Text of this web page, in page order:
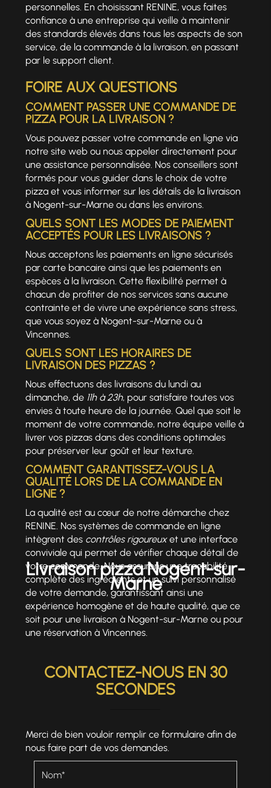
Livraison pizza Nogent-sur-
Marne
personnelles. En choisissant RENINE, vous faites
confiance à une entreprise qui veille à maintenir
des standards élevés dans tous les aspects de son
service, de la commande à la livraison, en passant
par le support client.
FOIRE AUX QUESTIONS
COMMENT PASSER UNE COMMANDE DE
PIZZA POUR LA LIVRAISON ?
Vous pouvez passer votre commande en ligne via
notre site web ou nous appeler directement pour
une assistance personnalisée. Nos conseillers sont
formés pour vous guider dans le choix de votre
pizza et vous informer sur les détails de la livraison
à Nogent-sur-Marne ou dans les environs.
QUELS SONT LES MODES DE PAIEMENT
ACCEPTÉS POUR LES LIVRAISONS ?
Nous acceptons les paiements en ligne sécurisés
par carte bancaire ainsi que les paiements en
espèces à la livraison. Cette flexibilité permet à
chacun de profiter de nos services sans aucune
contrainte et de vivre une expérience sans stress,
que vous soyez à Nogent-sur-Marne ou à
Vincennes.
QUELS SONT LES HORAIRES DE
LIVRAISON DES PIZZAS ?
Nous effectuons des livraisons du lundi au
dimanche, de 11h à 23h, pour satisfaire toutes vos
envies à toute heure de la journée. Quel que soit le
moment de votre commande, notre équipe veille à
livrer vos pizzas dans des conditions optimales
pour préserver leur goût et leur texture.
COMMENT GARANTISSEZ-VOUS LA
QUALITÉ LORS DE LA COMMANDE EN
LIGNE ?
La qualité est au cœur de notre démarche chez
RENINE. Nos systèmes de commande en ligne
intègrent des contrôles rigoureuxet une interface
conviviale qui permet de vérifier chaque détail de
votre commande. Nous assurons une traçabilité
complète des ingrédients et un suivi personnalisé
de votre demande, garantissant ainsi une
expérience homogène et de haute qualité, que ce
soit pour une livraison à Nogent-sur-Marne ou pour
une réservation à Vincennes.
CONTACTEZ-NOUS EN 30
SECONDES
Merci de bien vouloir remplir ce formulaire afin de
nous faire part de vos demandes.